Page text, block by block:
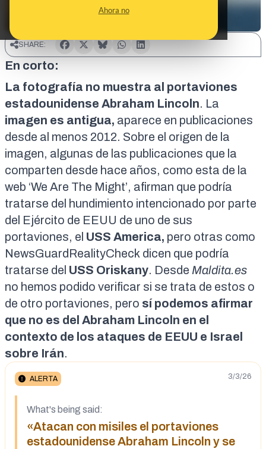
Ahora no
SHARE:
En corto:
La fotografía no muestra al portaviones
estadounidense Abraham Lincoln. La
imagen es antigua, aparece en publicaciones
desde al menos 2012. Sobre el origen de la
imagen, algunas de las publicaciones que la
comparten desde hace años, como esta de la
web ‘We Are The Might’, afirman que podría
tratarse del hundimiento intencionado por parte
del Ejército de EEUU de uno de sus
portaviones, el USS America, pero otras como
NewsGuardRealityCheck dicen que podría
tratarse del USS Oriskany. Desde Maldita.es
no hemos podido verificar si se trata de estos o
de otro portaviones, pero sí podemos afirmar
que no es del Abraham Lincoln en el
contexto de los ataques de EEUU e Israel
sobre Irán.
ALERTA 3/3/26
What's being said:
«Atacan con misiles el portaviones
estadounidense Abraham Lincoln y se